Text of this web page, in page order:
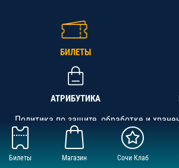
Билеты Магазин Сочи Клаб
БИЛЕТЫ
АТРИБУТИКА
Политика по защите, обработке и
данных
АНО «СК «Кубань-Регион», ОГРН